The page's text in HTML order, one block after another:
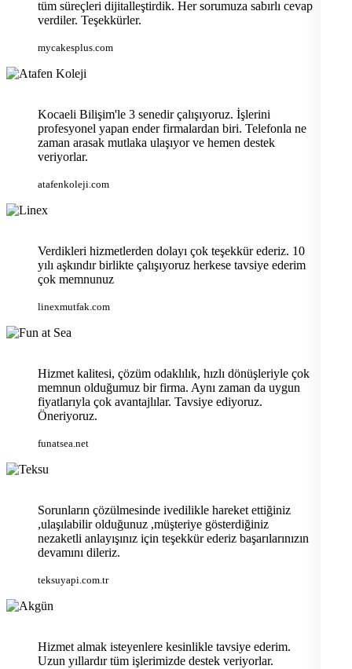
tüm süreçleri dijitalleştirdik. Her sorumuza sabırlı cevap
verdiler. Teşekkürler.
mycakesplus.com
Kocaeli Bilişim'le 3 senedir çalışıyoruz. İşlerini
profesyonel yapan ender firmalardan biri. Telefonla ne
zaman arasak mutlaka ulaşıyor ve hemen destek
veriyorlar.
atafenkoleji.com
Verdikleri hizmetlerden dolayı çok teşekkür ederiz. 10
yılı aşkındır birlikte çalışıyoruz herkese tavsiye ederim
çok memnunuz
linexmutfak.com
Hizmet kalitesi, çözüm odaklılık, hızlı dönüşleriyle çok
memnun olduğumuz bir firma. Aynı zaman da uygun
fiyatlarıyla çok avantajlılar. Tavsiye ediyoruz.
Öneriyoruz.
funatsea.net
Sorunların çözülmesinde ivedilikle hareket ettiğiniz
,ulaşılabilir olduğunuz ,müşteriye gösterdiğiniz
nezaketli anlayışınız için teşekkür ederiz başarılarınızın
devamını dileriz.
teksuyapi.com.tr
Hizmet almak isteyenlere kesinlikle tavsiye ederim.
Uzun yıllardır tüm işlerimizde destek veriyorlar.